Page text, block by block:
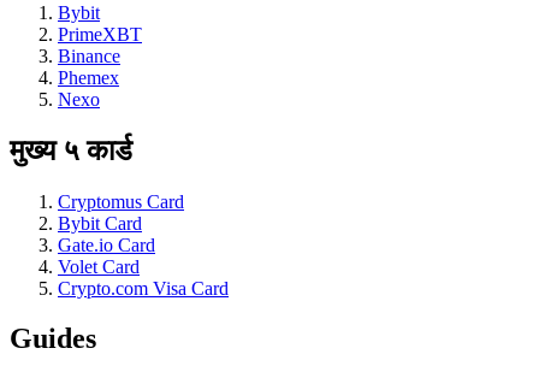
Bybit
PrimeXBT
Binance
Phemex
Nexo
मुख्य ५ कार्ड
Cryptomus Card
Bybit Card
Gate.io Card
Volet Card
Crypto.com Visa Card
Guides